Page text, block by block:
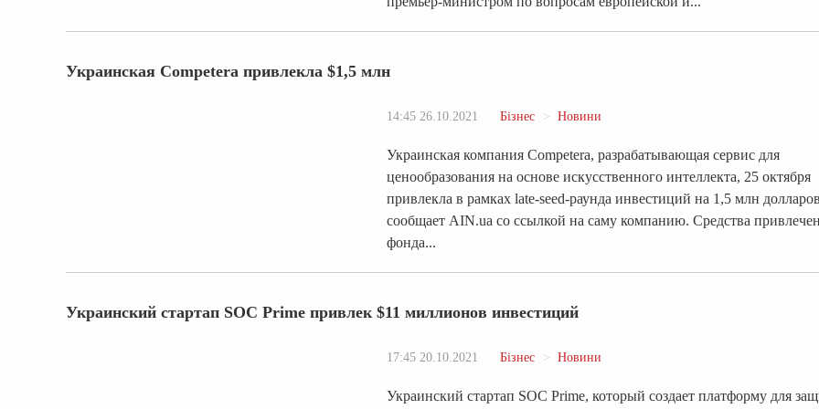
Украинская Competera привлекла $1,5 млн
14:45 26.10.2021 Бізнес Новини
Украинская компания Competera, разрабатывающая сервис для
ценообразования на основе искусственного интеллекта, 25 октября
привлекла в рамках late-seed-раунда инвестиций на 1,5 млн
сообщает AIN.ua со ссылкой на саму компанию. Средства
фонда...
Украинский стартап SOC Prime привлек $11 миллионов инвестиций
17:45 20.10.2021 Бізнес Новини
Украинский стартап SOC Prime, который создает платформу для